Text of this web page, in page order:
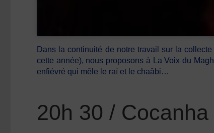
Dans la continuité de notre travail sur la
cette année), nous proposons à La Voix du
enfiévré qui mêle le raï et le chaâbi…
20h 30 / Cocanha